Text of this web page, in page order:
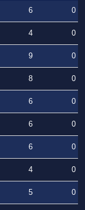
6
0
4
0
9
0
8
0
6
0
6
0
6
0
4
0
5
0